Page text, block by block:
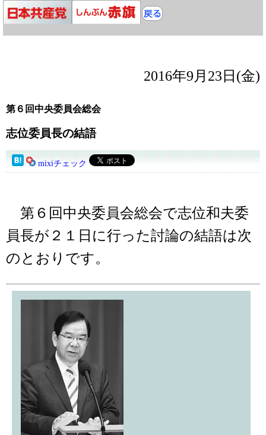
2016年9月23日(金)
第６回中央委員会総会
志位委員長の結語
mixiチェック
第６回中央委員会総会で志位和夫委
員長が２１日に行った討論の結語は次
のとおりです。